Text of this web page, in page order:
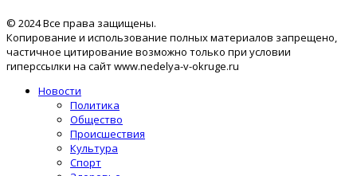
© 2024 Все права защищены.
Копирование и использование полных материалов запрещено,
частичное цитирование возможно только при условии
гиперссылки на сайт www.nedelya-v-okruge.ru
Новости
Политика
Общество
Происшествия
Культура
Спорт